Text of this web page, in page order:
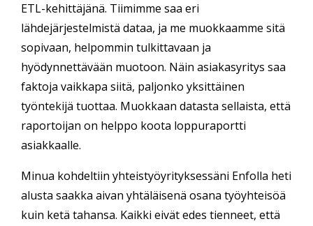
ETL-kehittäjänä. Tiimimme saa eri
lähdejärjestelmistä dataa, ja me muokkaamme sitä
sopivaan, helpommin tulkittavaan ja
hyödynnettävään muotoon. Näin asiakasyritys saa
faktoja vaikkapa siitä, paljonko yksittäinen
työntekijä tuottaa. Muokkaan datasta sellaista, että
raportoijan on helppo koota loppuraportti
asiakkaalle.
Minua kohdeltiin yhteistyöyrityksessäni Enfolla heti
alusta saakka aivan yhtäläisenä osana työyhteisöä
kuin ketä tahansa. Kaikki eivät edes tienneet, että